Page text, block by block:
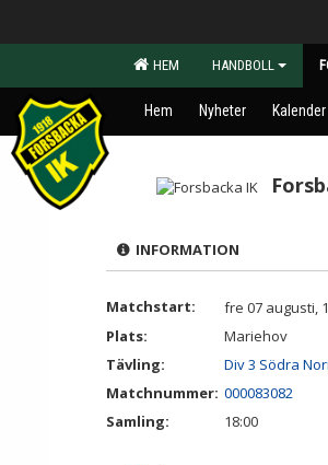
HEM HANDBOLL
Hem Nyheter Kalender
INFORMATION
Matchstart:
fre 07 augusti,
Plats:
Mariehov
Tävling:
Div 3 Södra
Matchnummer: 000083082
Samling:
18:00